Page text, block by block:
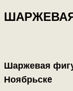
Шаржевая
Ноябрьскe